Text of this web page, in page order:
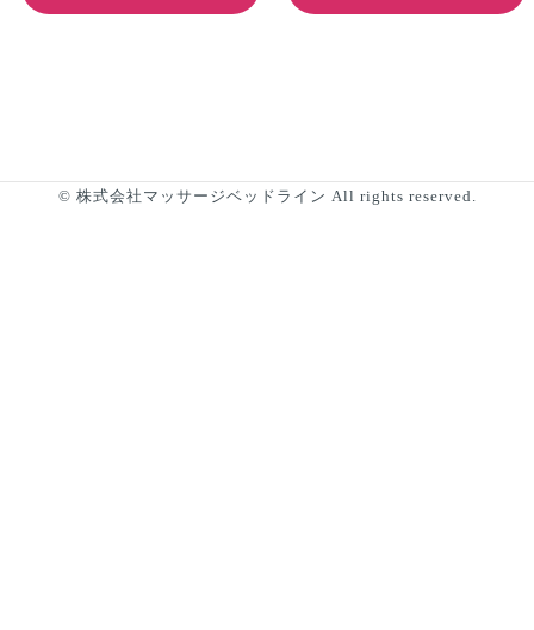
© 株式会社マッサージベッドライン All rights reserved.